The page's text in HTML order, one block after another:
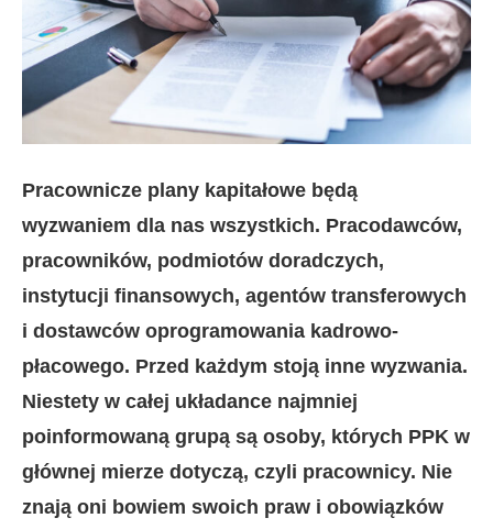
Pracownicze plany kapitałowe będą
wyzwaniem dla nas wszystkich. Pracodawców,
pracowników, podmiotów doradczych,
instytucji finansowych, agentów transferowych
i dostawców oprogramowania kadrowo-
płacowego. Przed każdym stoją inne wyzwania.
Niestety w całej układance najmniej
poinformowaną grupą są osoby, których PPK w
głównej mierze dotyczą, czyli pracownicy. Nie
znają oni bowiem swoich praw i obowiązków